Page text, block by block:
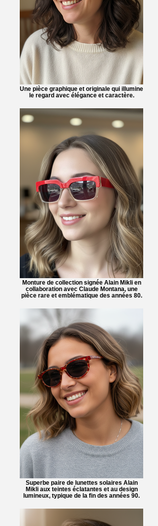
Une pièce graphique et originale qui illumine
le regard avec élégance et caractère.
Monture de collection signée Alain Mikli en
collaboration avec Claude Montana, une
pièce rare et emblématique des années 80.
Superbe paire de lunettes solaires Alain
Mikli aux teintes éclatantes et au design
lumineux, typique de la fin des années 90.